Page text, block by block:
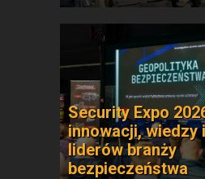
Security Expo
innowacji, wiedzy
liderów branży
bezpieczeństwa